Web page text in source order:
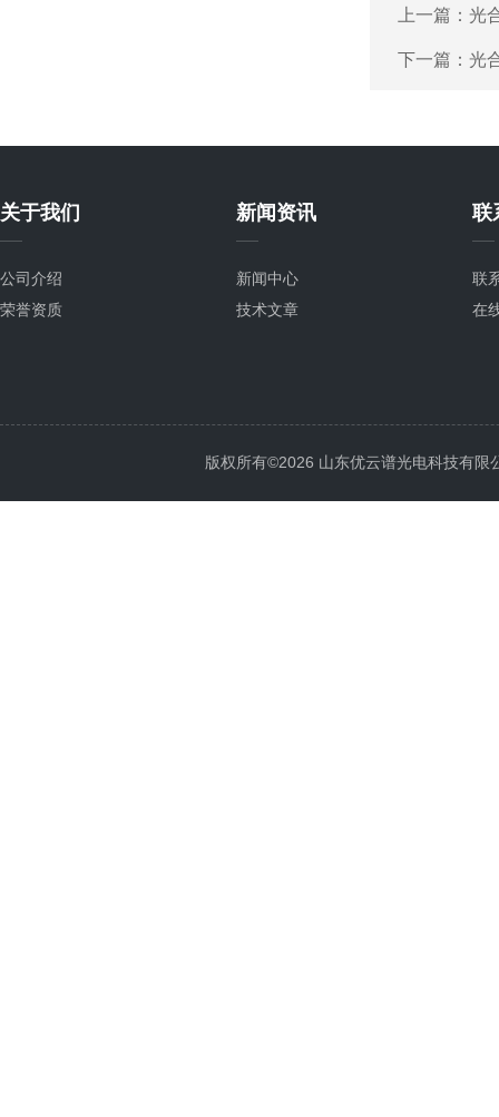
上一篇： 光
下一篇： 光
关于我们
公司介绍
荣誉资质
新闻资讯
新闻中心
技术文章
联
联
在
版权所有©2026 山东优云谱光电科技有